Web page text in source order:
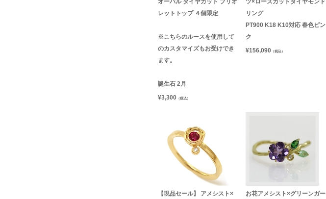
オーバル ダイヤカット ブリオ
レットトップ ４個限定
※こちらのルースを使用して
のカスタマイズもお受けでき
ます。
誕生石 2月
¥3,300 （税込）
ツ×ローズカットダイヤモンド
リング
PT900 K18 K10対応 春色ピン
ク
¥156,090 （税込）
【現品セール】 アメシスト× お花アメシスト×グリーンガー